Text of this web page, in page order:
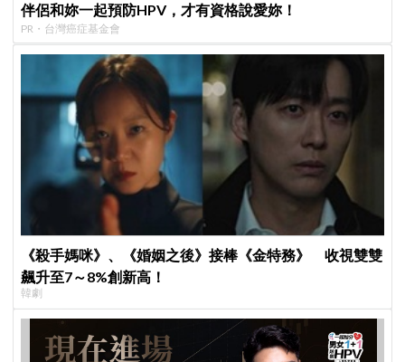
伴侶和妳一起預防HPV，才有資格說愛妳！
PR・台灣癌症基金會
《殺手媽咪》、《婚姻之後》接棒《金特務》 收視雙雙
飆升至7～8%創新高！
韓劇